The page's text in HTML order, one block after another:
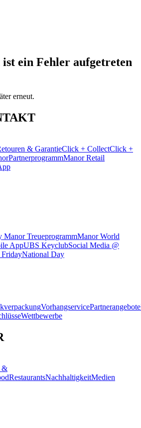
ein Fehler aufgetreten
erneut.
& GarantieClick + CollectClick +
PartnerprogrammManor Retail
Manor TreueprogrammManor World
AppUBS KeyclubSocial Media @
National Day
VorhangservicePartnerangebote
Wettbewerbe
&
RestaurantsNachhaltigkeitMedien